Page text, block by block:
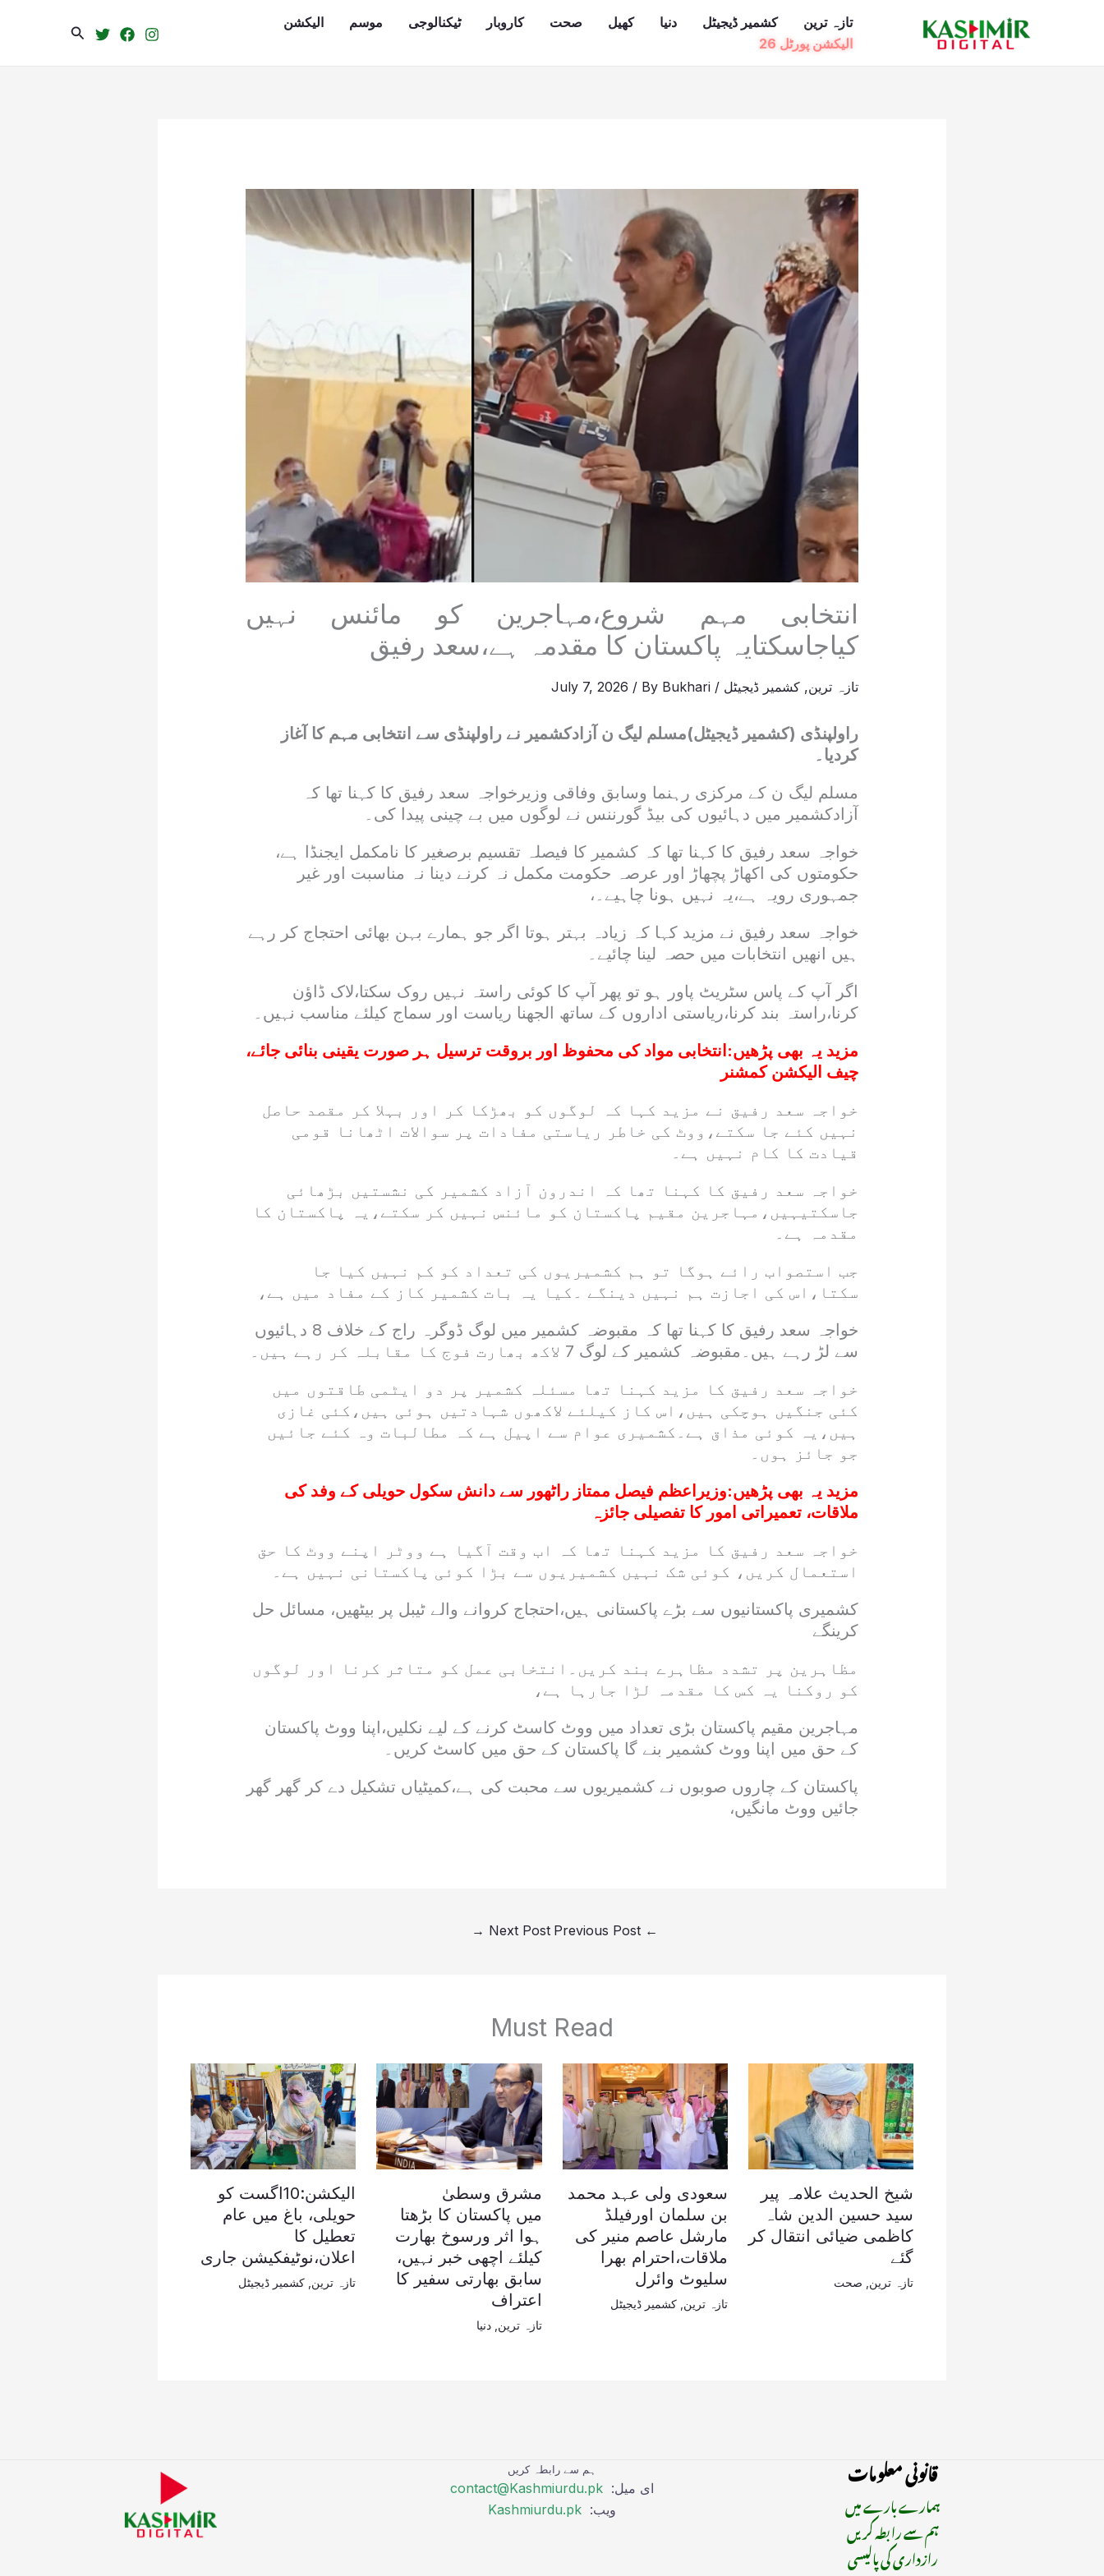
تازہ ترین کشمیر ڈیجیٹل دنیا کھیل صحت کاروبار ٹیکنالوجی موسم
الیکشن
الیکشن پورٹل 26
Search
انتخابی مہم شروع،مہاجرین کو مائنس نہیں
کیاجاسکتایہ پاکستان کا مقدمہ ہے،سعد رفیق
تازہ ترین, کشمیر ڈیجیٹل /
July 7, 2026 / By Bukhari
راولپنڈی (کشمیر ڈیجیٹل)مسلم لیگ ن آزادکشمیر نے راولپنڈی سے انتخابی مہم کا آغاز
کردیا۔
مسلم لیگ ن کے مرکزی رہنما وسابق وفاقی وزیرخواجہ سعد رفیق کا کہنا تھا کہ
آزادکشمیر میں دہائیوں کی بیڈ گورننس نے لوگوں میں بے چینی پیدا کی۔
خواجہ سعد رفیق کا کہنا تھا کہ کشمیر کا فیصلہ تقسیم برصغیر کا نامکمل ایجنڈا ہے،
حکومتوں کی اکھاڑ پچھاڑ اور عرصہ حکومت مکمل نہ کرنے دینا نہ مناسبت اور غیر
جمہوری رویہ ہے،یہ نہیں ہونا چاہیے۔،
خواجہ سعد رفیق نے مزید کہا کہ زیادہ بہتر ہوتا اگر جو ہمارے بہن بھائی احتجاج کر رہے
ہیں انھیں انتخابات میں حصہ لینا چائیے۔
اگر آپ کے پاس سٹریٹ پاور ہو تو پھر آپ کا کوئی راستہ نہیں روک سکتا،لاک ڈاؤن
کرنا،راستہ بند کرنا،ریاستی اداروں کے ساتھ الجھنا ریاست اور سماج کیلئے مناسب نہیں۔
مزید یہ بھی پڑھیں: انتخابی مواد کی محفوظ اور بروقت ترسیل ہر صورت یقینی بنائی جائے،
چیف الیکشن کمشنر
خواجہ سعد رفیق نے مزید کہا کہ لوگوں کو بھڑکا کر اور بہلا کر مقصد حاصل
نہیں کئے جا سکتے،ووٹ کی خاطر ریاستی مفادات پر سوالات اٹھانا قومی
قیادت کا کام نہیں ہے۔
خواجہ سعد رفیق کا کہنا تھا کہ اندرون آزاد کشمیر کی نشستیں بڑھائی
جاسکتیہیں،مہاجرین مقیم پاکستان کو مائنس نہیں کر سکتے،یہ پاکستان کا
مقدمہ ہے۔
جب استصواب رائے ہوگا تو ہم کشمیریوں کی تعداد کو کم نہیں کیا جا
سکتا،اس کی اجازت ہم نہیں دینگے ۔کیا یہ بات کشمیر کاز کے مفاد میں ہے،
خواجہ سعد رفیق کا کہنا تھا کہ مقبوضہ کشمیر میں لوگ ڈوگرہ راج کے خلاف 8 دہائیوں
سے لڑ رہے ہیں۔مقبوضہ کشمیر کے لوگ 7 لاکھ بھارت فوج کا مقابلہ کر رہے ہیں۔
خواجہ سعد رفیق کا مزید کہنا تھا مسئلہ کشمیر پر دو ایٹمی طاقتوں میں
کئی جنگیں ہوچکی ہیں،اس کاز کیلئے لاکھوں شہادتیں ہوئی ہیں،کئی غازی
ہیں،یہ کوئی مذاق ہے۔کشمیری عوام سے اپیل ہے کہ مطالبات وہ کئے جائیں
جو جائز ہوں۔
مزید یہ بھی پڑھیں:وزیراعظم فیصل ممتاز راٹھور سے دانش سکول حویلی کے وفد کی
ملاقات، تعمیراتی امور کا تفصیلی جائزہ
خواجہ سعد رفیق کا مزید کہنا تھا کہ اب وقت آگیا ہے ووٹر اپنے ووٹ کا حق
استعمال کریں، کوئی شک نہیں کشمیریوں سے بڑا کوئی پاکستانی نہیں ہے۔
کشمیری پاکستانیوں سے بڑے پاکستانی ہیں،احتجاج کروانے والے ٹیبل پر بیٹھیں، مسائل حل
کرینگے
مظاہرین پر تشدد مظاہرے بند کریں۔انتخابی عمل کو متاثر کرنا اور لوگوں
کو روکنا یہ کس کا مقدمہ لڑا جارہا ہے،
مہاجرین مقیم پاکستان بڑی تعداد میں ووٹ کاسٹ کرنے کے لیے نکلیں،اپنا ووٹ پاکستان
کے حق میں اپنا ووٹ کشمیر بنے گا پاکستان کے حق میں کاسٹ کریں۔
پاکستان کے چاروں صوبوں نے کشمیریوں سے محبت کی ہے،کمیٹیاں تشکیل دے کر گھر گھر
جائیں ووٹ مانگیں،
←
Next Post
→
Must Read
شیخ الحدیث علامہ پیر
سید حسین الدین شاہ
کاظمی ضیائی انتقال کر
گئے
تازہ ترین صحت
سعودی ولی عہد محمد
بن سلمان اورفیلڈ
مارشل عاصم منیر کی
ملاقات،احترام بھرا
سلیوٹ وائرل
تازہ ترین ,کشمیر ڈیجیٹل
مشرق وسطیٰ
میں پاکستان کا بڑھتا
ہوا اثر ورسوخ بھارت
کیلئے اچھی خبر نہیں،
سابق بھارتی سفیر کا
اعتراف
تازہ ترین ,دنیا
الیکشن:10اگست کو
حویلی، باغ میں عام
تعطیل کا
اعلان،نوٹیفکیشن جاری
تازہ ترین کشمیر ڈیجیٹل
قانونی معلومات
ہمارے بارے میں
ہم سے رابطہ کریں
رازداری کی پالیسی
ہم سے رابطہ کریں
ای میل: contact@Kashmiurdu.pk
ویب: Kashmiurdu.pk